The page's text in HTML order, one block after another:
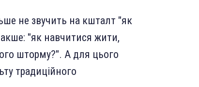
не звучить на кшталт "як
"як навчитися жити,
шторму?". А для цього
традиційного